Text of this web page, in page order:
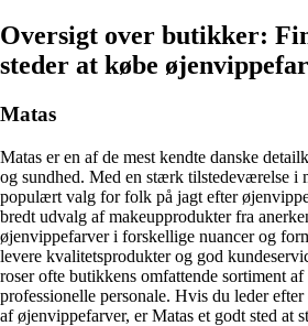
Oversigt over butikker:
steder at købe
Matas
Matas er en af ​​de mest kendte danske
og sundhed. Med en stærk tilstedeværelse i
populært valg for folk på jagt efter
bredt udvalg af makeupprodukter fra
øjenvippefarver i forskellige nuancer og
levere kvalitetsprodukter og god
roser ofte butikkens omfattende sortiment
professionelle personale. Hvis du leder
af øjenvippefarver, er Matas et godt sted at